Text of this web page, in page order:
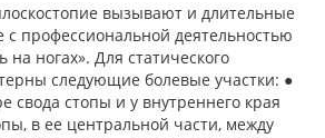
вызывают и длительные
с профессиональной деятельностью
на ногах». Для статического
следующие болевые участки: ●
свода стопы и у внутреннего края
в ее центральной части, между